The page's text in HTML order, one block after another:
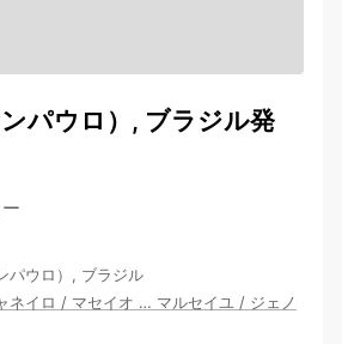
パウロ）, ブラジル発
パウロ）, ブラジル
ネイロ / マセイオ … マルセイユ / ジェノ